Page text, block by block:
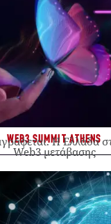
WEB3 SUMMIT ATHENS
Η Ελλάδα
Web3 μετάβασης